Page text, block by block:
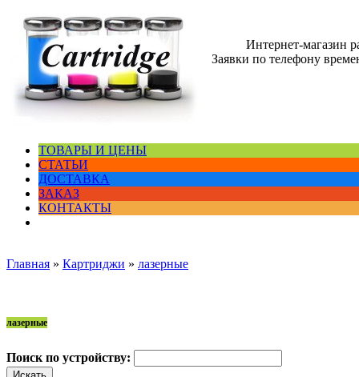
Интернет-магазин
Заявки по телефону
ТОВАРЫ И ЦЕНЫ
СТАТЬИ
ДОСТАВКА
ЗАКАЗ
КОНТАКТЫ
Главная » Картриджи » лазерные
лазерные
Поиск по устройству: